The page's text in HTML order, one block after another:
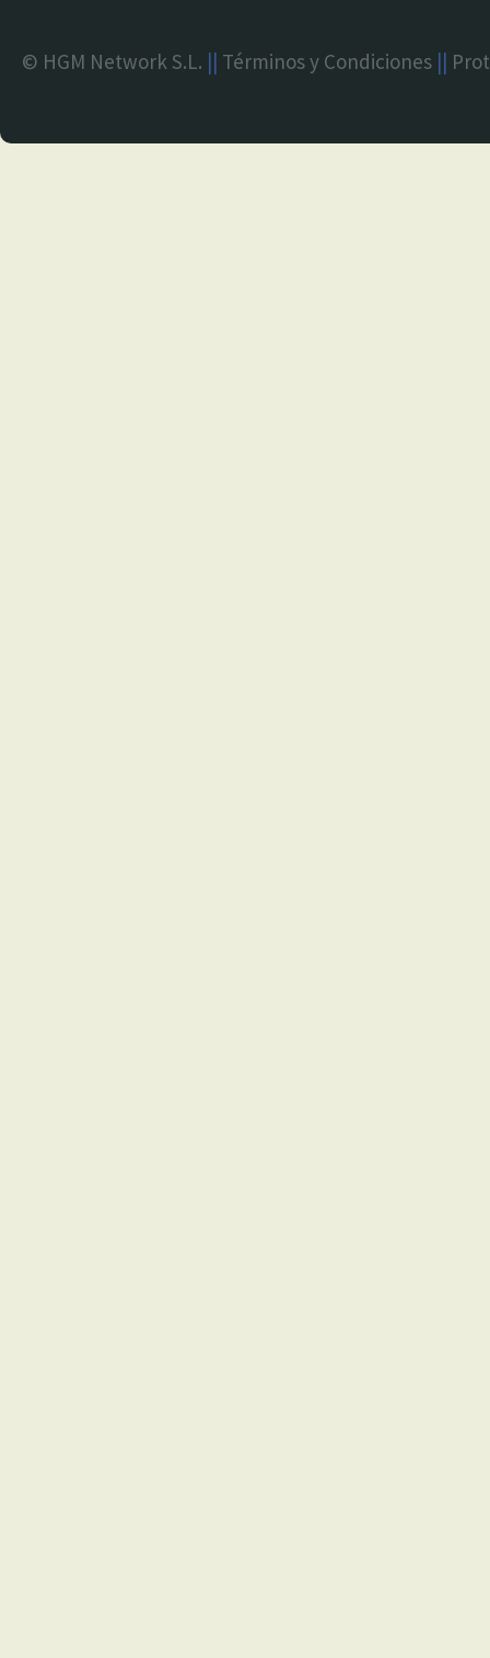
© HGM Network S.L. || Términos y Condiciones ||